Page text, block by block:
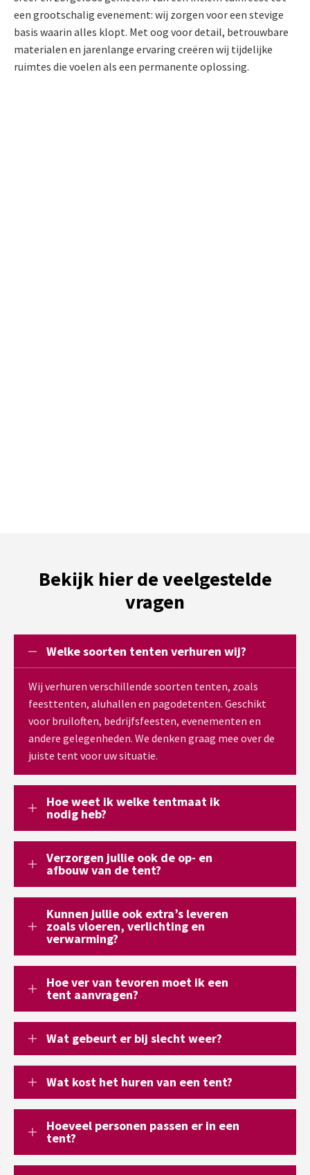
een grootschalig evenement: wij zorgen voor een stevige
basis waarin alles klopt. Met oog voor detail, betrouwbare
materialen en jarenlange ervaring creëren wij tijdelijke
ruimtes die voelen als een permanente oplossing.
Bekijk hier de veelgestelde
vragen
Welke soorten tenten verhuren wij?
Wij verhuren verschillende soorten tenten, zoals
feesttenten, aluhallen en pagodetenten. Geschikt
voor bruiloften, bedrijfsfeesten, evenementen en
andere gelegenheden. We denken graag mee over de
juiste tent voor uw situatie.
Hoe weet ik welke tentmaat ik
nodig heb?
Verzorgen jullie ook de op- en
afbouw van de tent?
Kunnen jullie ook extra’s leveren
zoals vloeren, verlichting en
verwarming?
Hoe ver van tevoren moet ik een
tent aanvragen?
Wat gebeurt er bij slecht weer?
Wat kost het huren van een tent?
Hoeveel personen passen er in een
tent?